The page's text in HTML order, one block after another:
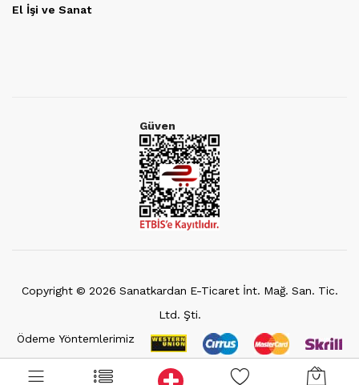
El İşi ve Sanat
Güven
Copyright © 2026 Sanatkardan E-Ticaret İnt. Mağ. San. Tic.
Ltd. Şti.
Ödeme Yöntemlerimiz